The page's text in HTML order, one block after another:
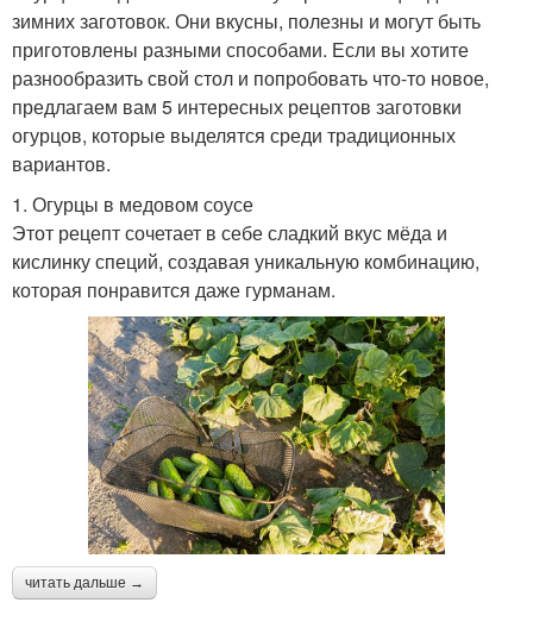
зимних заготовок. Они вкусны, полезны и могут быть
приготовлены разными способами. Если вы хотите
разнообразить свой стол и попробовать что-то новое,
предлагаем вам 5 интересных рецептов заготовки
огурцов, которые выделятся среди традиционных
вариантов.
1. Огурцы в медовом соусе
Этот рецепт сочетает в себе сладкий вкус мёда и
кислинку специй, создавая уникальную комбинацию,
которая понравится даже гурманам.
читать дальше →